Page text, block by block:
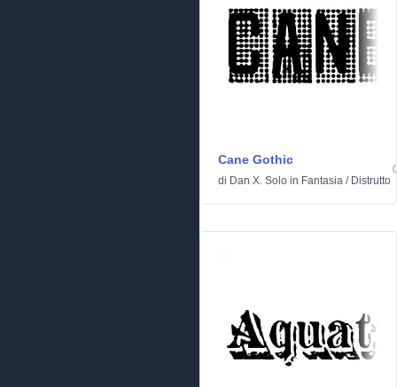
Cane Gothic
di Dan X. Solo in Fantasia / Distrutto